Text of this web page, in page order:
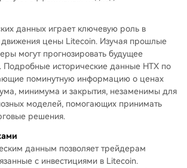
данных играет ключевую роль в
движения цены Litecoin. Изучая прошлые
могут прогнозировать будущее
Подробные исторические данные HTX по
поминутную информацию о ценах
минимума и закрытия, незаменимы для
моделей, помогающих принимать
решения.
данным позволяет трейдерам
с инвестициями в Litecoin.